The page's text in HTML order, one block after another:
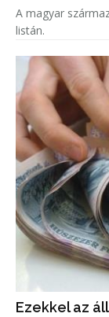
A magyar
listán.
Ezekkel az